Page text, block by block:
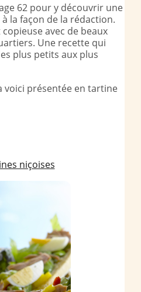
62 pour y découvrir une
la façon de la rédaction.
avec de beaux
Une recette qui
plus petits aux plus
voici présentée en tartine
niçoises